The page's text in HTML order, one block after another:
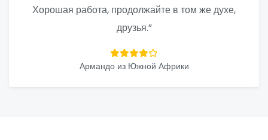
Хорошая работа, продолжайте в том же духе,
друзья.”
Армандо из Южной Африки